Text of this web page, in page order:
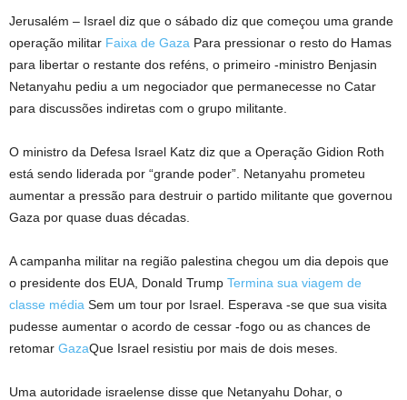
Jerusalém – Israel diz que o sábado diz que começou uma grande
operação militar Faixa de Gaza Para pressionar o resto do Hamas
para libertar o restante dos reféns, o primeiro -ministro Benjasin
Netanyahu pediu a um negociador que permanecesse no Catar
para discussões indiretas com o grupo militante.
O ministro da Defesa Israel Katz diz que a Operação Gidion Roth
está sendo liderada por “grande poder”. Netanyahu prometeu
aumentar a pressão para destruir o partido militante que governou
Gaza por quase duas décadas.
A campanha militar na região palestina chegou um dia depois que
o presidente dos EUA, Donald Trump Termina sua viagem de
classe média Sem um tour por Israel. Esperava -se que sua visita
pudesse aumentar o acordo de cessar -fogo ou as chances de
retomar GazaQue Israel resistiu por mais de dois meses.
Uma autoridade israelense disse que Netanyahu Dohar, o